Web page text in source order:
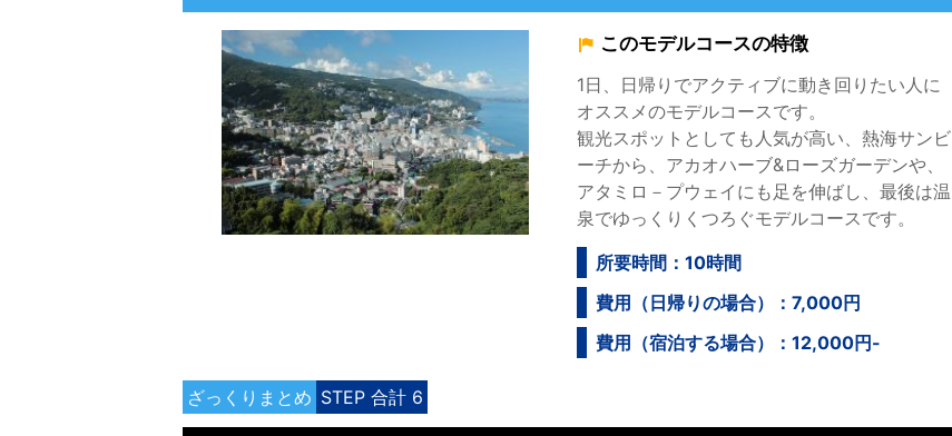
このモデルコースの特徴
1日、日帰りでアクティブに動き回りたい人に
オススメのモデルコースです。
観光スポットとしても人気が高い、熱海サンビ
ーチから、アカオハーブ&ローズガーデンや、
アタミロ－プウェイにも足を伸ばし、最後は温
泉でゆっくりくつろぐモデルコースです。
所要時間：10時間
費用（日帰りの場合）：7,000円
費用（宿泊する場合）：12,000円-
ざっくりまとめ STEP 合計 6